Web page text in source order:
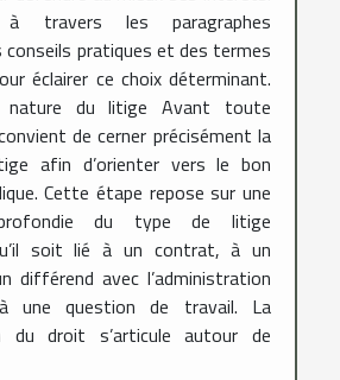
à travers les paragraphes
conseils pratiques et des termes
éclairer ce choix déterminant.
nature du litige Avant toute
de cerner précisément la
afin d’orienter vers le bon
Cette étape repose sur une
du type de litige
soit lié à un contrat, à un
différend avec l’administration
une question de travail. La
du droit s’articule autour de